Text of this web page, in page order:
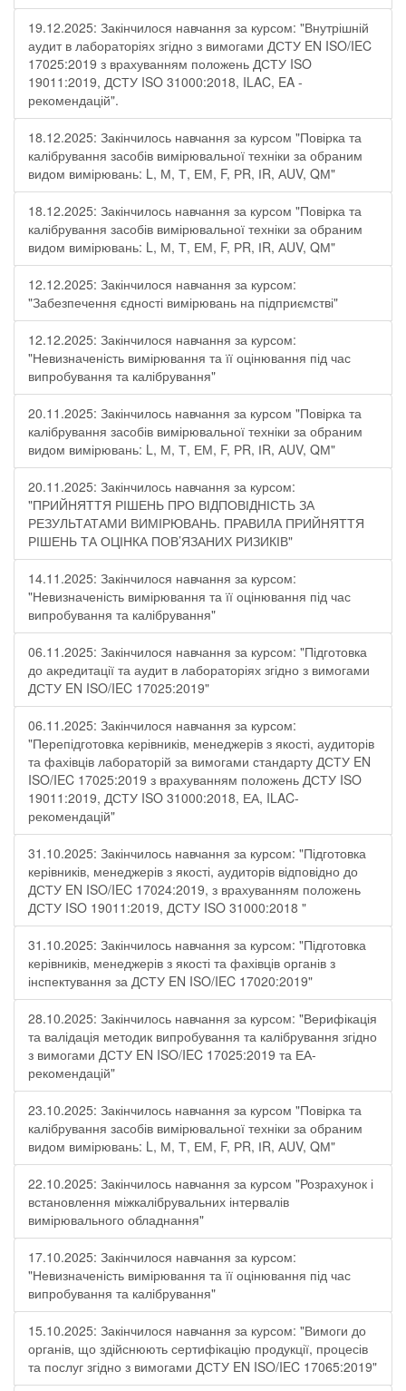
19.12.2025: Закінчилося навчання за курсом: "Внутрішній
аудит в лабораторіях згідно з вимогами ДСТУ EN ISO/IEC
17025:2019 з врахуванням положень ДСТУ ISO
19011:2019, ДСТУ ISO 31000:2018, ILAC, EA -
рекомендацій".
18.12.2025: Закінчилось навчання за курсом "Повірка та
калібрування засобів вимірювальної техніки за обраним
видом вимірювань: L, М, Т, ЕМ, F, РR, ІR, АUV, QМ"
18.12.2025: Закінчилось навчання за курсом "Повірка та
калібрування засобів вимірювальної техніки за обраним
видом вимірювань: L, М, Т, ЕМ, F, РR, ІR, АUV, QМ"
12.12.2025: Закінчилося навчання за курсом:
"Забезпечення єдності вимірювань на підприємстві"
12.12.2025: Закінчилося навчання за курсом:
"Невизначеність вимірювання та її оцінювання під час
випробування та калібрування"
20.11.2025: Закінчилось навчання за курсом "Повірка та
калібрування засобів вимірювальної техніки за обраним
видом вимірювань: L, М, Т, ЕМ, F, РR, ІR, АUV, QМ"
20.11.2025: Закінчилось навчання за курсом:
"ПРИЙНЯТТЯ РІШЕНЬ ПРО ВІДПОВІДНІСТЬ ЗА
РЕЗУЛЬТАТАМИ ВИМІРЮВАНЬ. ПРАВИЛА ПРИЙНЯТТЯ
РІШЕНЬ ТА ОЦІНКА ПОВ’ЯЗАНИХ РИЗИКІВ"
14.11.2025: Закінчилося навчання за курсом:
"Невизначеність вимірювання та її оцінювання під час
випробування та калібрування"
06.11.2025: Закінчилося навчання за курсом: "Підготовка
до акредитації та аудит в лабораторіях згідно з вимогами
ДСТУ EN ISO/IEC 17025:2019"
06.11.2025: Закінчилося навчання за курсом:
"Перепідготовка керівників, менеджерів з якості, аудиторів
та фахівців лабораторій за вимогами стандарту ДСТУ EN
ISO/IEC 17025:2019 з врахуванням положень ДСТУ ISO
19011:2019, ДСТУ ISO 31000:2018, ЕА, ILAC-
рекомендацій"
31.10.2025: Закінчилось навчання за курсом: "Підготовка
керівників, менеджерів з якості, аудиторів відповідно до
ДСТУ EN ISO/IEC 17024:2019, з врахуванням положень
ДСТУ ISO 19011:2019, ДСТУ ISO 31000:2018 "
31.10.2025: Закінчилось навчання за курсом: "Підготовка
керівників, менеджерів з якості та фахівців органів з
інспектування за ДСТУ EN ISO/IEC 17020:2019"
28.10.2025: Закінчилось навчання за курсом: "Верифікація
та валідація методик випробування та калібрування згідно
з вимогами ДСТУ EN ISO/IEC 17025:2019 та ЕА-
рекомендацій"
23.10.2025: Закінчилось навчання за курсом "Повірка та
калібрування засобів вимірювальної техніки за обраним
видом вимірювань: L, М, Т, ЕМ, F, РR, ІR, АUV, QМ"
22.10.2025: Закінчилось навчання за курсом "Розрахунок і
встановлення міжкалібрувальних інтервалів
вимірювального обладнання"
17.10.2025: Закінчилося навчання за курсом:
"Невизначеність вимірювання та її оцінювання під час
випробування та калібрування"
15.10.2025: Закінчилося навчання за курсом: "Вимоги до
органів, що здійснюють сертифікацію продукції, процесів
та послуг згідно з вимогами ДСТУ EN ISO/IEC 17065:2019"